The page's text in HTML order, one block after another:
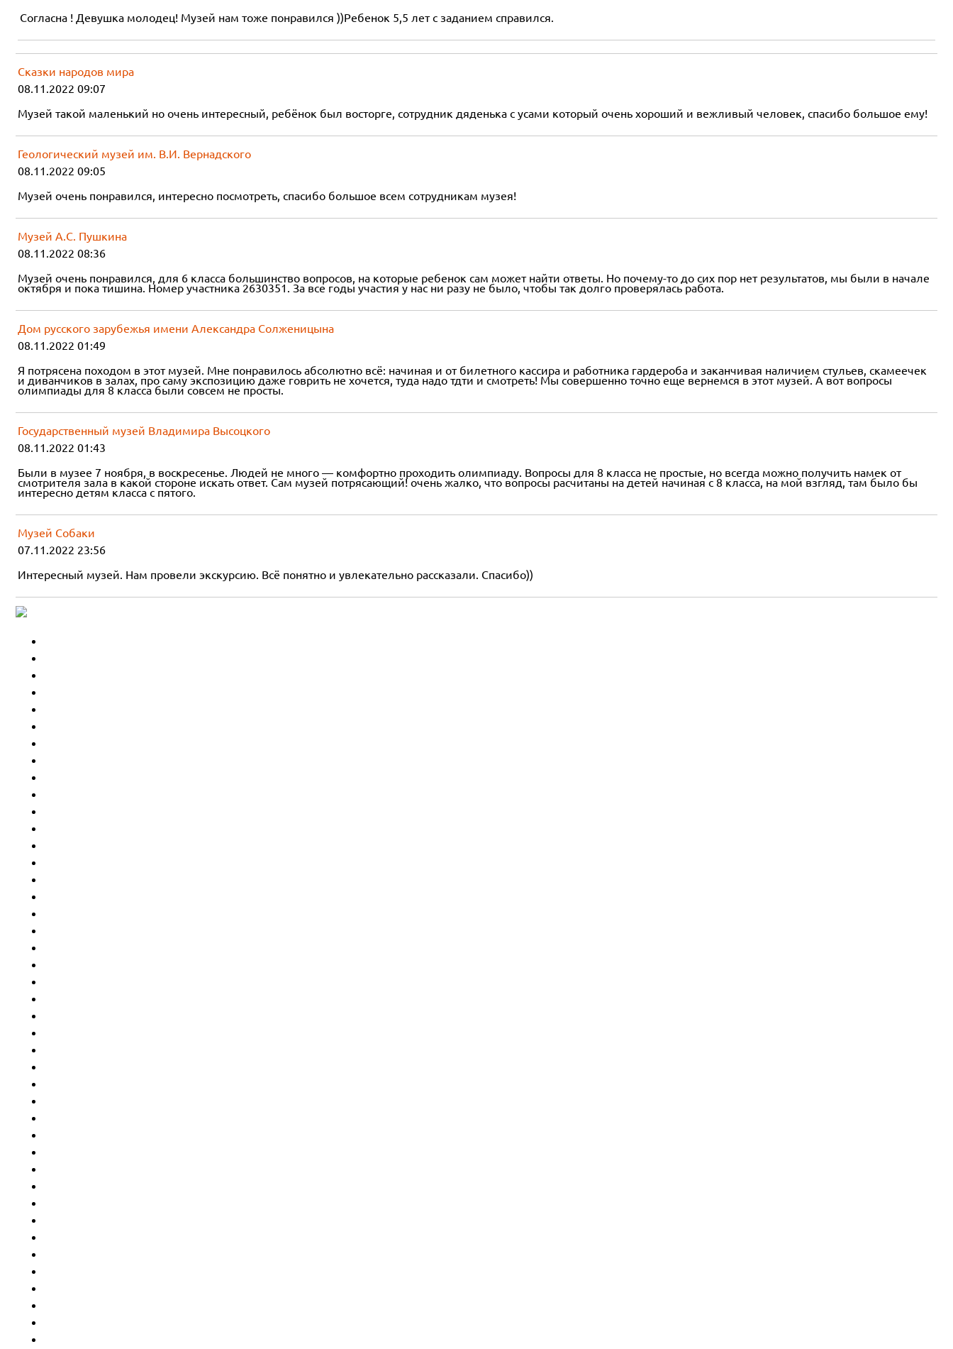
Согласна ! Девушка молодец! Музей нам тоже понравился ))Ребенок 5,5 лет с заданием справился.
Сказки народов мира
08.11.2022 09:07
Музей такой маленький но очень интересный, ребёнок был восторге, сотрудник дяденька с усами который очень хороший и вежливый человек, спасибо большое ему!
Геологический музей им. В.И. Вернадского
08.11.2022 09:05
Музей очень понравился, интересно посмотреть, спасибо большое всем сотрудникам музея!
Музей А.С. Пушкина
08.11.2022 08:36
Музей очень понравился, для 6 класса большинство вопросов, на которые ребенок сам может найти ответы. Но почему-то до сих пор нет результатов, мы были в начале
октября и пока тишина. Номер участника 2630351. За все годы участия у нас ни разу не было, чтобы так долго проверялась работа.
Дом русского зарубежья имени Александра Солженицына
08.11.2022 01:49
Я потрясена походом в этот музей. Мне понравилось абсолютно всё: начиная и от билетного кассира и работника гардероба и заканчивая наличием стульев, скамеечек
и диванчиков в залах, про саму экспозицию даже говрить не хочется, туда надо тдти и смотреть! Мы совершенно точно еще вернемся в этот музей. А вот вопросы
олимпиады для 8 класса были совсем не просты.
Государственный музей Владимира Высоцкого
08.11.2022 01:43
Были в музее 7 ноября, в воскресенье. Людей не много — комфортно проходить олимпиаду. Вопросы для 8 класса не простые, но всегда можно получить намек от
смотрителя зала в какой стороне искать ответ. Сам музей потрясающий! очень жалко, что вопросы расчитаны на детей начиная с 8 класса, на мой взгляд, там было бы
интересно детям класса с пятого.
Музей Собаки
07.11.2022 23:56
Интересный музей. Нам провели экскурсию. Всё понятно и увлекательно рассказали. Спасибо))